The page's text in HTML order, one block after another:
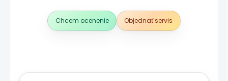
Chcem ocenenie Objednať servis